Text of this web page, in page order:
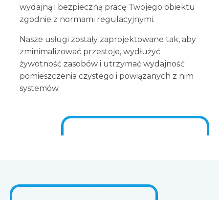
wydajną i bezpieczną pracę Twojego obiektu
zgodnie z normami regulacyjnymi.
Nasze usługi zostały zaprojektowane tak, aby
zminimalizować przestoje, wydłużyć
żywotność zasobów i utrzymać wydajność
pomieszczenia czystego i powiązanych z nim
systemów.